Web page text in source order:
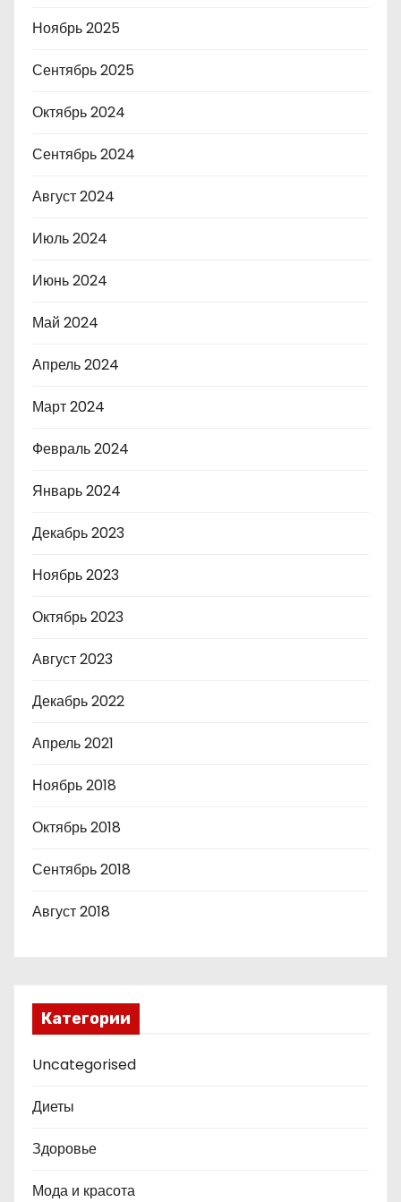
Ноябрь 2025
Сентябрь 2025
Октябрь 2024
Сентябрь 2024
Август 2024
Июль 2024
Июнь 2024
Май 2024
Апрель 2024
Март 2024
Февраль 2024
Январь 2024
Декабрь 2023
Ноябрь 2023
Октябрь 2023
Август 2023
Декабрь 2022
Апрель 2021
Ноябрь 2018
Октябрь 2018
Сентябрь 2018
Август 2018
Категории
Uncategorised
Диеты
Здоровье
Мода и красота